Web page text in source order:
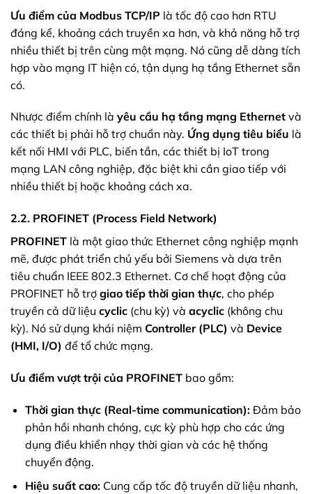
Ưu điểm của Modbus TCP/IP là tốc độ cao hơn RTU
đáng kể, khoảng cách truyền xa hơn, và khả năng hỗ trợ
nhiều thiết bị trên cùng một mạng. Nó cũng dễ dàng tích
hợp vào mạng IT hiện có, tận dụng hạ tầng Ethernet sẵn
có.
Nhược điểm chính là yêu cầu hạ tầng mạng Ethernet và
các thiết bị phải hỗ trợ chuẩn này. Ứng dụng tiêu biểu là
kết nối HMI với PLC, biến tần, các thiết bị IoT trong
mạng LAN công nghiệp, đặc biệt khi cần giao tiếp với
nhiều thiết bị hoặc khoảng cách xa.
2.2. PROFINET (Process Field Network)
PROFINET là một giao thức Ethernet công nghiệp mạnh
mẽ, được phát triển chủ yếu bởi Siemens và dựa trên
tiêu chuẩn IEEE 802.3 Ethernet. Cơ chế hoạt động của
PROFINET hỗ trợ giao tiếp thời gian thực, cho phép
truyền cả dữ liệu cyclic (chu kỳ) và acyclic (không chu
kỳ). Nó sử dụng khái niệm Controller (PLC) và Device
(HMI, I/O) để tổ chức mạng.
Ưu điểm vượt trội của PROFINET bao gồm:
Thời gian thực (Real-time communication):Đảm bảo
phản hồi nhanh chóng, cực kỳ phù hợp cho các ứng
dụng điều khiển nhạy thời gian và các hệ thống
chuyển động.
Hiệu suất cao:Cung cấp tốc độ truyền dữ liệu nhanh,